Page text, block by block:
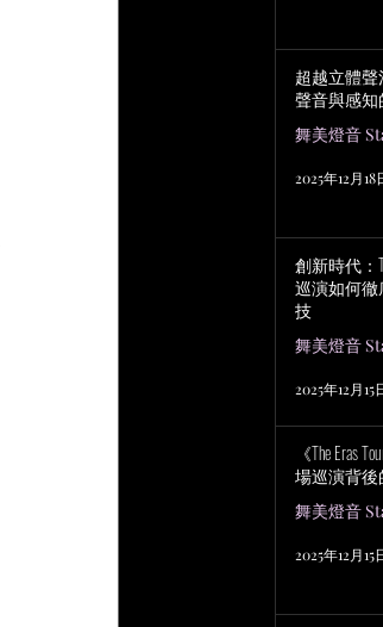
超越立體
聲音與感
舞美燈音
2025年12月18
創新時代：
巡演如何
技
舞美燈音
2025年12月15
《The Eras
場巡演背
舞美燈音
2025年12月15